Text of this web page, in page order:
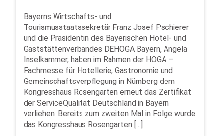
Bayerns Wirtschafts- und
Tourismusstaatssekretär Franz Josef Pschierer
und die Präsidentin des Bayerischen Hotel- und
Gaststättenverbandes DEHOGA Bayern, Angela
Inselkammer, haben im Rahmen der HOGA –
Fachmesse für Hotellerie, Gastronomie und
Gemeinschaftsverpflegung in Nürnberg dem
Kongresshaus Rosengarten erneut das Zertifikat
der ServiceQualität Deutschland in Bayern
verliehen. Bereits zum zweiten Mal in Folge wurde
das Kongresshaus Rosengarten […]